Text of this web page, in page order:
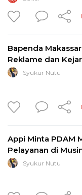
Bapenda
Reklame dan
Syukur Nutu
Appi Minta PDAM
Pelayanan di
Syukur Nutu